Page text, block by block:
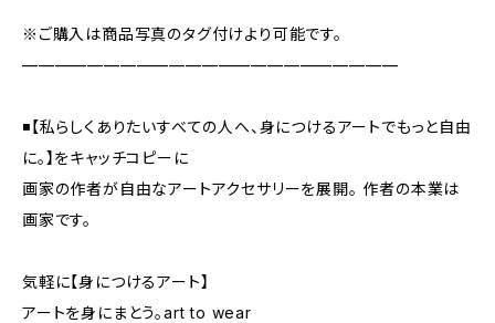
※ご購入は商品写真のタグ付けより可能です。
———————————————————————
◾️【私らしくありたいすべての人へ、身につけるアートでもっと自由
に。】をキャッチコピーに
画家の作者が自由なアートアクセサリーを展開。 ︎作者の本業は
画家です。
気軽に【身につけるアート】
アートを身にまとう。art to wear